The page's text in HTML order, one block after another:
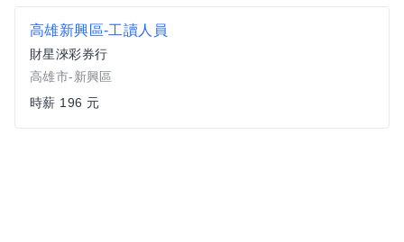
高雄新興區-工讀人員
財星淶彩券行
高雄市-新興區
時薪 196 元